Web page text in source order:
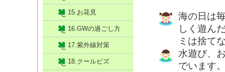
海の日は
しく遊ん
ミは捨て
水遊び、
でいます
15.お花見
16.GWの過ごし方
17.紫外線対策
18.クールビズ